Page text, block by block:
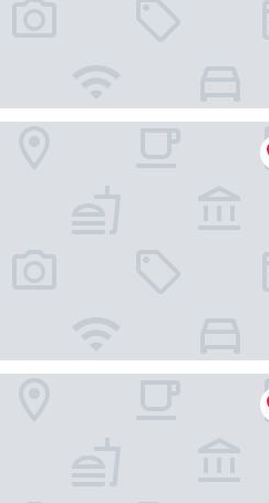
Convention Batu Powered